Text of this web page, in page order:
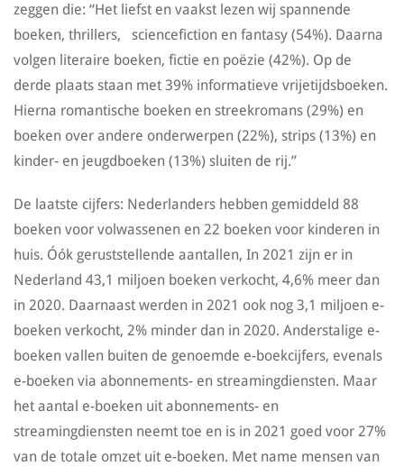
zeggen die: “Het liefst en vaakst lezen wij spannende
boeken, thrillers, sciencefiction en fantasy (54%). Daarna
volgen literaire boeken, fictie en poëzie (42%). Op de
derde plaats staan met 39% informatieve vrijetijdsboeken.
Hierna romantische boeken en streekromans (29%) en
boeken over andere onderwerpen (22%), strips (13%) en
kinder- en jeugdboeken (13%) sluiten de rij.”
De laatste cijfers: Nederlanders hebben gemiddeld 88
boeken voor volwassenen en 22 boeken voor kinderen in
huis. Óók geruststellende aantallen, In 2021 zijn er in
Nederland 43,1 miljoen boeken verkocht, 4,6% meer dan
in 2020. Daarnaast werden in 2021 ook nog 3,1 miljoen e-
boeken verkocht, 2% minder dan in 2020. Anderstalige e-
boeken vallen buiten de genoemde e-boekcijfers, evenals
e-boeken via abonnements- en streamingdiensten. Maar
het aantal e-boeken uit abonnements- en
streamingdiensten neemt toe en is in 2021 goed voor 27%
van de totale omzet uit e-boeken. Met name mensen van